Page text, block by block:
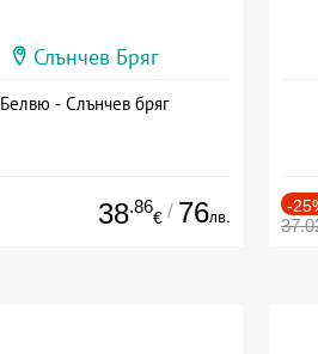
Слънчев Бряг
Белвю - Слънчев бряг
38.86
€ / 76лв.
-